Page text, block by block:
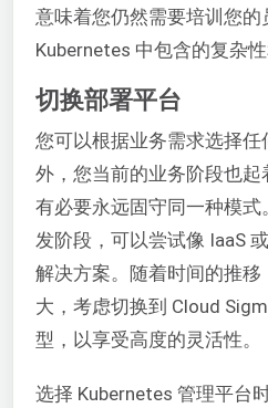
意味着您仍然需要培训您的
Kubernetes 中包含的复杂性
切换部署平台
您可以根据业务需求选择
外，您当前的业务阶段也
有必要永远固守同一种模
发阶段，可以尝试像 IaaS
解决方案。随着时间的推
大，考虑切换到 Cloud
型，以享受高度的灵活性。
选择 Kubernetes 管理平台